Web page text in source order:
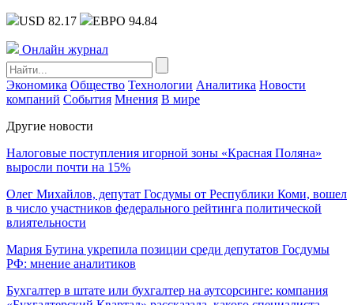
USD 82.17 ЕВРО 94.84
Онлайн журнал
Экономика Общество Технологии Аналитика Новости
компаний События Мнения В мире
Другие новости
Налоговые поступления игорной зоны «Красная Поляна»
выросли почти на 15%
Олег Михайлов, депутат Госдумы от Республики Коми, вошел
в число участников федерального рейтинга политической
влиятельности
Мария Бутина укрепила позиции среди депутатов Госдумы
РФ: мнение аналитиков
Бухгалтер в штате или бухгалтер на аутсорсинге: компания